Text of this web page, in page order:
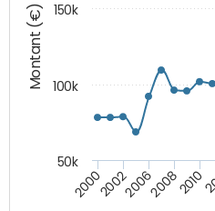
Montant (€)
20002002200620082010
50k
100k
150k